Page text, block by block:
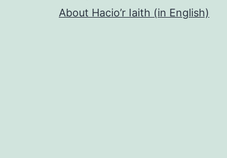
About Hacio’r Iaith (in English)